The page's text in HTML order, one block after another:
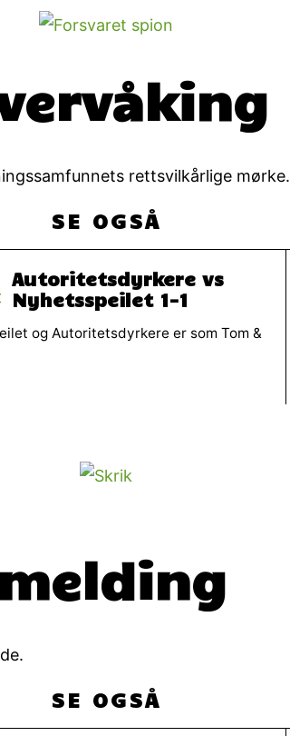
rettsvilkårlige mørke.
SE OGSÅ
Autoritetsdyrkere vs
Nyhetsspeilet 1-1
og Autoritetsdyrkere er som Tom &
SE OGSÅ